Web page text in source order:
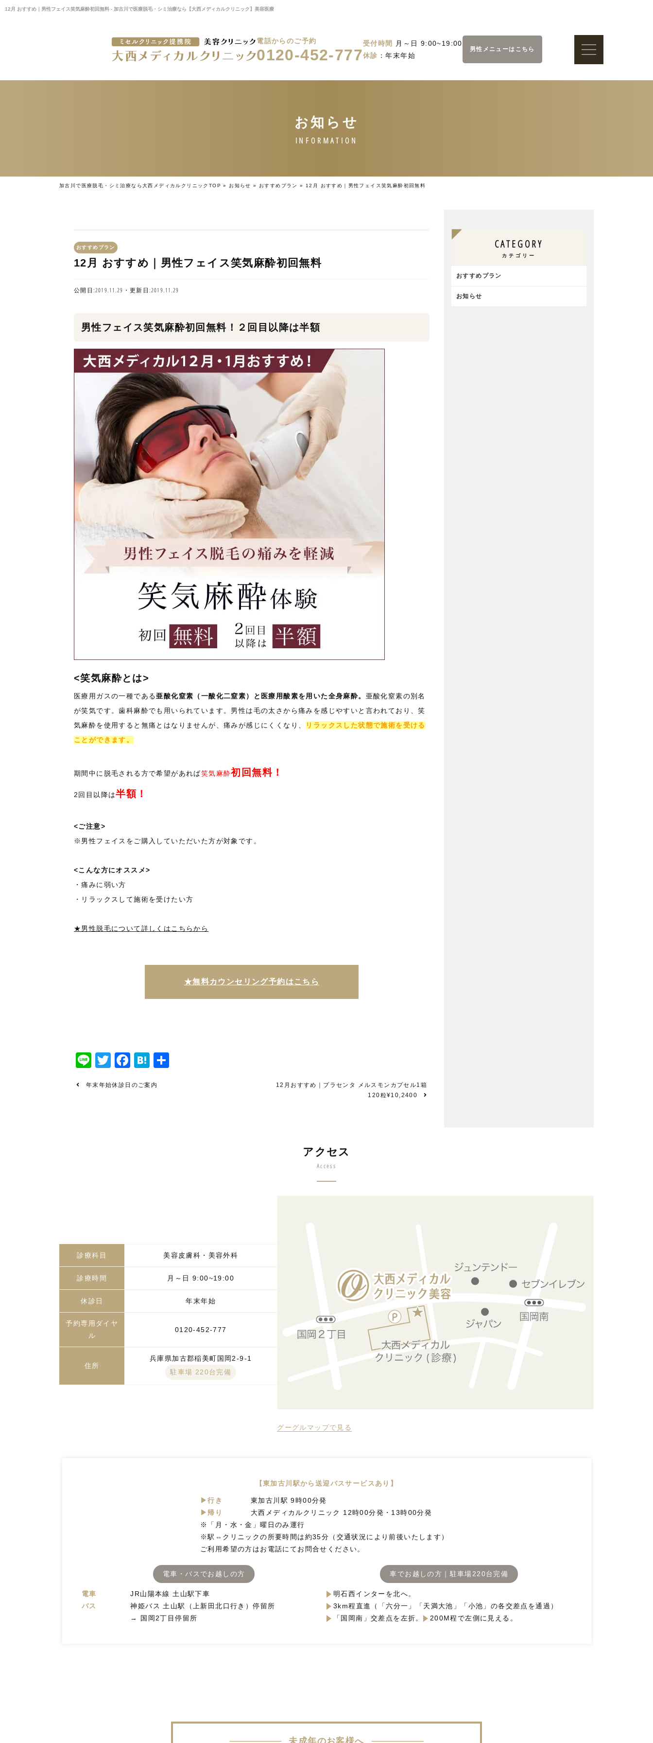
12月 おすすめ｜男性フェイス笑気麻酔初回無料 - 加古川で医療脱毛・シミ治療なら【大西メディカルクリニック】美容医療
電話からのご予約
0120-452-777
受付時間
月～日 9:00~19:00
休診 ：年末年始
男性メニューはこちら
加古川で医療脱毛・シミ治療なら大西メディカルクリニックTOP »お知らせ »おすすめプラン »12月 おすすめ｜男性フェイス笑気麻酔初回無料
おすすめプラン
12月 おすすめ｜男性フェイス笑気麻酔初回無料
公開日:2019.11.29・更新日:2019.11.29
男性フェイス笑気麻酔初回無料！２回目以降は半額
<笑気麻酔とは>
医療用ガスの一種である亜酸化窒素（一酸化二窒素）と医療用酸素を用いた全身麻酔。 亜酸化窒素の別名
が笑気です。歯科麻酔でも用いられています。男性は毛の太さから痛みを感じやすいと言われており、笑
気麻酔を使用すると無痛とはなりませんが、痛みが感じにくくなり、
リラックスした状態で施術を受ける
ことができます。
期間中に脱毛される方で希望があれば笑気麻酔初 回無料！
2回目以降は半額！
<ご注意>
※男性フェイスをご購入していただいた方が対象です。
<こんな方にオススメ>
・痛みに弱い方
・リラックスして施術を受けたい方
★男性脱毛について詳しくはこちらから
★無料カウンセリング予約はこちら
LineTwitter
Facebook
Hatena
年末年始休診日のご案内
12月おすすめ｜プラセンタ メルスモンカプセル1箱
120粒¥10,2400
CATEGORY
カテゴリー
おすすめプラン
お知らせ
アクセス
Access
診療科目 美容皮膚科・美容外科
診療時間 月～日 9:00~19:00
休診日 年末年始
予約専用ダイヤ
ル
0120-452-777
住所
兵庫県加古郡稲美町国岡2-9-1
駐車場 220台完備
グーグルマップで見る
【東加古川駅から送迎バスサービスあり】
▶行き
東加古川駅 9時00分発
▶帰り
大西メディカルクリニック 12時00分発・13時00分発
※「月・水・金」曜日のみ運行
※駅⇔クリニックの所要時間は約35分（交通状況により前後いたします）
ご利用希望の方はお電話にてお問合せください。
電車・バスでお越しの方
電車
JR山陽本線 土山駅下車
バス
神姫バス 土山駅（上新田北口行き）停留所
→ 国岡2丁目停留所
車でお越しの方｜駐車場220台完備
明石西インターを北へ。
3km程直進（「六分一」「天満大池」「小池」の各交差点を通過）
「国岡南」交差点を左折。
200M程で左側に見える。